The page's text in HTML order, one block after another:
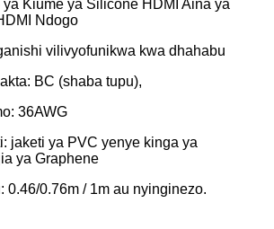
ya Kiume ya Silicone HDMI Aina ya
Ndogo
vilivyofunikwa kwa dhahabu
BC (shaba tupu),
36AWG
jaketi ya PVC yenye kinga ya
ya Graphene
0.46/0.76m / 1m au nyinginezo.